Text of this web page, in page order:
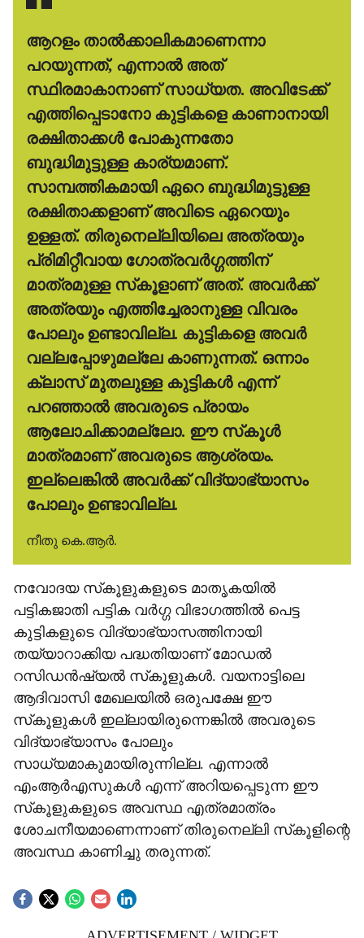
ആറളം താല്‍ക്കാലികമാണെന്നാ
പറയുന്നത്, എന്നാല്‍ അത്
സ്ഥിരമാകാനാണ് സാധ്യത. അവിടേക്ക്
എത്തിപ്പെടാനോ കുട്ടികളെ കാണാനായി
രക്ഷിതാക്കള്‍ പോകുന്നതോ
ബുദ്ധിമുട്ടുള്ള കാര്യമാണ്.
സാമ്പത്തികമായി ഏറെ ബുദ്ധിമുട്ടുള്ള
രക്ഷിതാക്കളാണ് അവിടെ ഏറെയും
ഉള്ളത്. തിരുനെല്ലിയിലെ അത്രയും
പ്രിമിറ്റീവായ ഗോത്രവര്‍ഗ്ഗത്തിന്
മാത്രമുള്ള സ്‌കൂളാണ് അത്. അവര്‍ക്ക്
അത്രയും എത്തിച്ചേരാനുള്ള വിവരം
പോലും ഉണ്ടാവില്ല. കുട്ടികളെ അവര്‍
വല്ലപ്പോഴുമല്ലേ കാണുന്നത്. ഒന്നാം
ക്ലാസ് മുതലുള്ള കുട്ടികള്‍ എന്ന്
പറഞ്ഞാല്‍ അവരുടെ പ്രായം
ആലോചിക്കാമല്ലോ. ഈ സ്‌കൂള്‍
മാത്രമാണ് അവരുടെ ആശ്രയം.
ഇല്ലെങ്കില്‍ അവര്‍ക്ക് വിദ്യാഭ്യാസം
പോലും ഉണ്ടാവില്ല.
നീതു കെ.ആര്‍.
നവോദയ സ്‌കൂളുകളുടെ മാതൃകയില്‍
പട്ടികജാതി പട്ടിക വര്‍ഗ്ഗ വിഭാഗത്തില്‍ പെട്ട
കുട്ടികളുടെ വിദ്യാഭ്യാസത്തിനായി
തയ്യാറാക്കിയ പദ്ധതിയാണ് മോഡല്‍
റസിഡന്‍ഷ്യല്‍ സ്‌കൂളുകള്‍. വയനാട്ടിലെ
ആദിവാസി മേഖലയില്‍ ഒരുപക്ഷേ ഈ
സ്‌കൂളുകള്‍ ഇല്ലായിരുന്നെങ്കില്‍ അവരുടെ
വിദ്യാഭ്യാസം പോലും
സാധ്യമാകുമായിരുന്നില്ല. എന്നാല്‍
എംആര്‍എസുകള്‍ എന്ന് അറിയപ്പെടുന്ന ഈ
സ്‌കൂളുകളുടെ അവസ്ഥ എത്രമാത്രം
ശോചനീയമാണെന്നാണ് തിരുനെല്ലി സ്‌കൂളിന്റെ
അവസ്ഥ കാണിച്ചു തരുന്നത്.